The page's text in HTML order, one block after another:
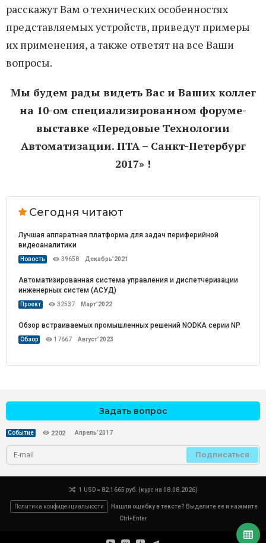
расскажут Вам о технических особенностях
представляемых устройств, приведут примеры
их применения, а также ответят на все Ваши
вопросы.
Мы будем рады видеть Вас и Ваших коллег
на 10-ом специализированном форуме-
выставке «Передовые Технологии
Автоматизации. ПТА – Санкт-Петербург
2017» !
Сегодня читают
Лучшая аппаратная платформа для задач периферийной
видеоаналитики
Новость 39658 Декабрь’2021
Автоматизированная система управления и диспетчеризации
инженерных систем (АСУД)
Проект 32537 Март’2022
Обзор встраиваемых промышленных решений NODKA серии NP
Обзор 17667 Август’2023
Задать вопрос
Событие 2202 Апрель’2017
Подписаться
1 USD = 82.1665 руб. (курс на 08.08.2026)
Политика конфиденциальности
Нашли ошибку в тексте? Выделите ее и нажмите
Ctrl+Enter